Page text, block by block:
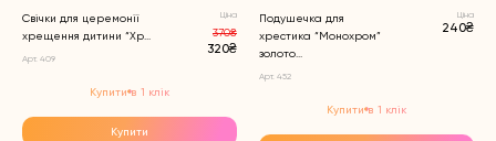
Свічки для церемонії
хрещення дитини “Хр...
Арт. 409
Ціна
370₴
320₴
Купити в 1 клік
Купити
Подушечка для
хрестика “Монохром”
золото...
Арт. 452
Ціна
240₴
Купити в 1 клік